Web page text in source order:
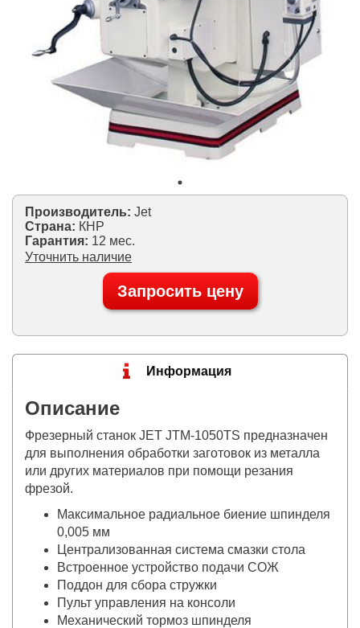
Производитель: Jet
Страна: КНР
Гарантия: 12 мес.
Уточнить наличие
Запросить цену
Информация
Описание
Фрезерный станок JET JTM-1050TS предназначен
для выполнения обработки заготовок из металла
или других материалов при помощи резания
фрезой.
Максимальное радиальное биение шпинделя
0,005 мм
Централизованная система смазки стола
Встроенное устройство подачи СОЖ
Поддон для сбора стружки
Пульт управления на консоли
Механический тормоз шпинделя